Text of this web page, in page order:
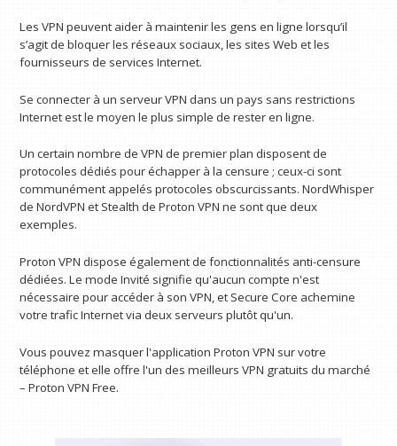
Les VPN peuvent aider à maintenir les gens en ligne lorsqu’il
s’agit de bloquer les réseaux sociaux, les sites Web et les
fournisseurs de services Internet.
Se connecter à un serveur VPN dans un pays sans restrictions
Internet est le moyen le plus simple de rester en ligne.
Un certain nombre de VPN de premier plan disposent de
protocoles dédiés pour échapper à la censure ; ceux-ci sont
communément appelés protocoles obscurcissants. NordWhisper
de NordVPN et Stealth de Proton VPN ne sont que deux
exemples.
Proton VPN dispose également de fonctionnalités anti-censure
dédiées. Le mode Invité signifie qu'aucun compte n'est
nécessaire pour accéder à son VPN, et Secure Core achemine
votre trafic Internet via deux serveurs plutôt qu'un.
Vous pouvez masquer l'application Proton VPN sur votre
téléphone et elle offre l'un des meilleurs VPN gratuits du marché
– Proton VPN Free.